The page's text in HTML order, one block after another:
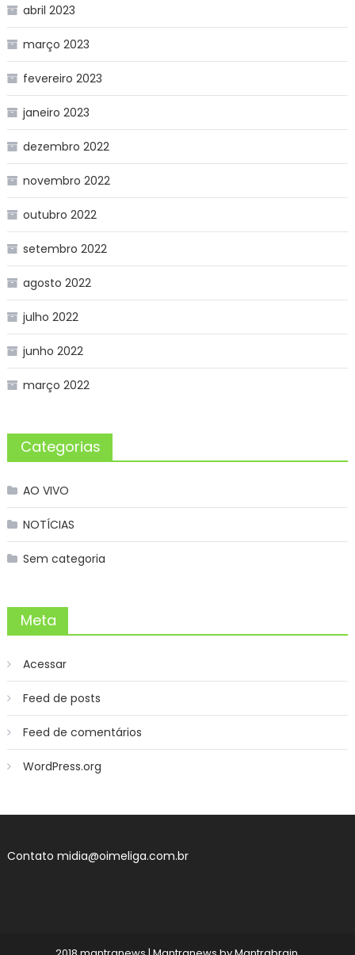
abril 2023
março 2023
fevereiro 2023
janeiro 2023
dezembro 2022
novembro 2022
outubro 2022
setembro 2022
agosto 2022
julho 2022
junho 2022
março 2022
Categorias
AO VIVO
NOTÍCIAS
Sem categoria
Meta
Acessar
Feed de posts
Feed de comentários
WordPress.org
Contato midia@oimeliga.com.br